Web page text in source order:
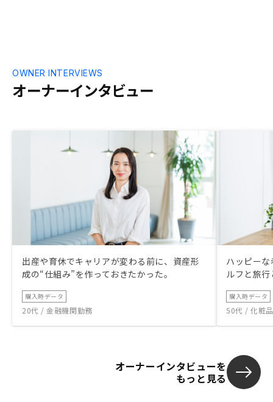
オーナーインタビュー
OWNER INTERVIEWS
出産や育休でキャリアが変わる前に、資産形
成の“仕組み”を作っておきたかった。
購入時データ
20代 / 金融機関勤務
ハッピー
ルフと旅
購入時データ
50代 / 化粧
オーナーインタビューを
もっと見る